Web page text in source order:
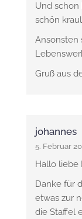
Und schon
schön
Ansonsten
Gruß aus
johannes
5. Februar
Hallo liebe
Danke für
etwas zur
die Staffel